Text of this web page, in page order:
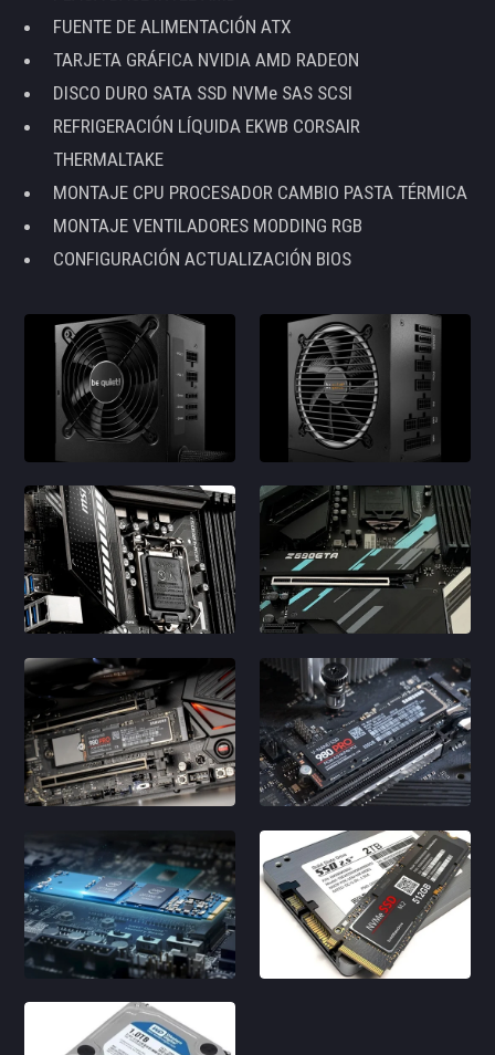
FUENTE DE ALIMENTACIÓN ATX
TARJETA GRÁFICA NVIDIA AMD RADEON
DISCO DURO SATA SSD NVMe SAS SCSI
REFRIGERACIÓN LÍQUIDA EKWB CORSAIR
THERMALTAKE
MONTAJE CPU PROCESADOR CAMBIO PASTA TÉRMICA
MONTAJE VENTILADORES MODDING RGB
CONFIGURACIÓN ACTUALIZACIÓN BIOS